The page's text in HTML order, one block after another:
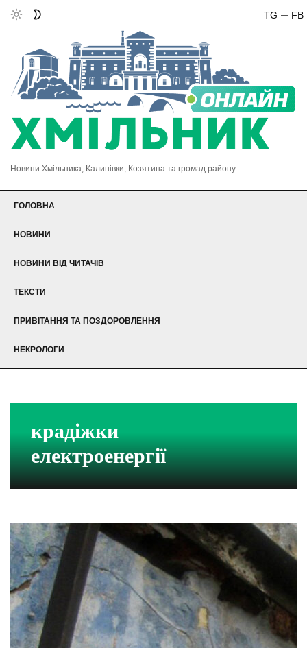
FB
TG
Новини Хмільника, Калинівки, Козятина та громад району
ГОЛОВНА
НОВИНИ
НОВИНИ ВІД ЧИТАЧІВ
ТЕКСТИ
ПРИВІТАННЯ ТА ПОЗДОРОВЛЕННЯ
НЕКРОЛОГИ
крадіжки
електроенергії